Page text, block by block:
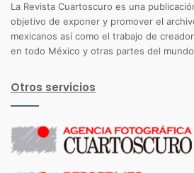
La Revista Cuartoscuro es una
objetivo de exponer y promover el
mexicanos así como el trabajo de
en todo México y otras partes del
Otros servicios